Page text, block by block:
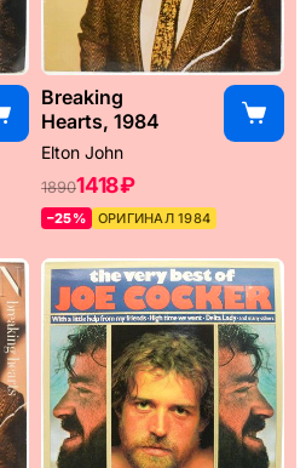
Breaking
Hearts, 1984
Elton John
18901418 ₽
–25% ОРИГИНАЛ 1984